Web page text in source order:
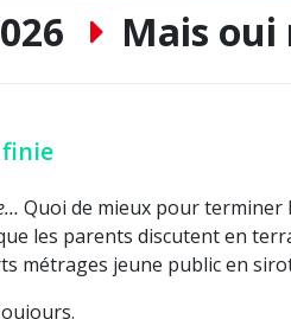
Mais oui
finie
Quoi de mieux pour terminer
les parents discutent en
métrages jeune public en